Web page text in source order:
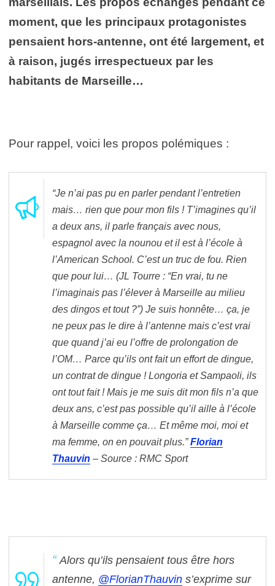
moment, que les principaux protagonistes
pensaient hors-antenne, ont été largement, et
à raison, jugés irrespectueux par les
habitants de Marseille…
Pour rappel, voici les propos polémiques :
“Je n’ai pas pu en parler pendant l’entretien
mais… rien que pour mon fils ! T’imagines qu’il
a deux ans, il parle français avec nous,
espagnol avec la nounou et il est à l’école à
l’American School. C’est un truc de fou. Rien
que pour lui… (JL Tourre : “En vrai, tu ne
l’imaginais pas l’élever à Marseille au milieu
des dingos et tout ?”) Je suis honnête… ça, je
ne peux pas le dire à l’antenne mais c’est vrai
que quand j’ai eu l’offre de prolongation de
l’OM… Parce qu’ils ont fait un effort de dingue,
un contrat de dingue ! Longoria et Sampaoli, ils
ont tout fait ! Mais je me suis dit mon fils n’a que
deux ans, c’est pas possible qu’il aille à l’école
à Marseille comme ça… Et même moi, moi et
ma femme, on en pouvait plus.”Florian
Thauvin – Source : RMC Sport
Alors qu’ils pensaient tous être hors
antenne, @FlorianThauvin s’exprime sur